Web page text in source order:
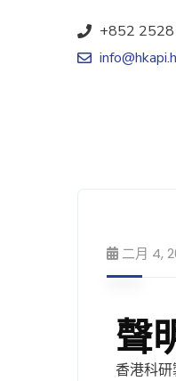
+852
二月 4,
聲
香港科